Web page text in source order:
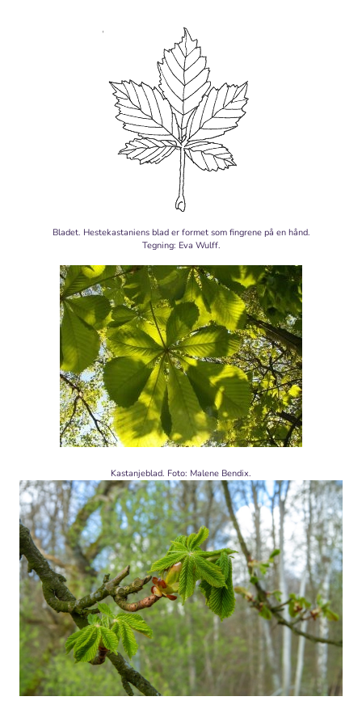
Bladet. Hestekastaniens blad er formet som fingrene på en hånd.
Tegning: Eva Wulff.
Kastanjeblad. Foto: Malene Bendix.